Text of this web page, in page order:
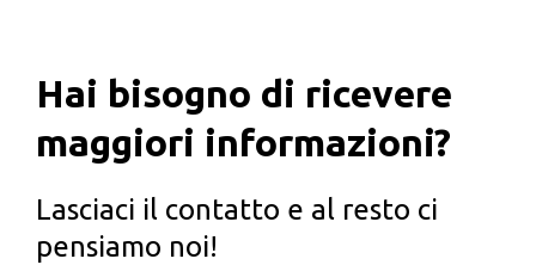
Hai bisogno di ricevere
maggiori informazioni?
Lasciaci il contatto e al resto ci
pensiamo noi!